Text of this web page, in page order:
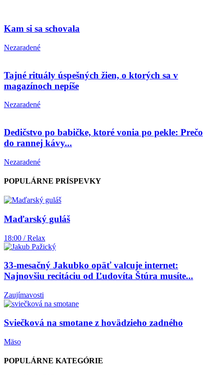
Kam si sa schovala
Nezaradené
Tajné rituály úspešných žien, o ktorých sa v
magazínoch nepíše
Nezaradené
Dedičstvo po babičke, ktoré vonia po pekle: Prečo
do rannej kávy...
Nezaradené
POPULÁRNE PRÍSPEVKY
Maďarský guláš
18:00 / Relax
33-mesačný Jakubko opäť valcuje internet:
Najnovšiu recitáciu od Ľudovíta Štúra musíte...
Zaujímavosti
Sviečková na smotane z hovädzieho zadného
Mäso
POPULÁRNE KATEGÓRIE